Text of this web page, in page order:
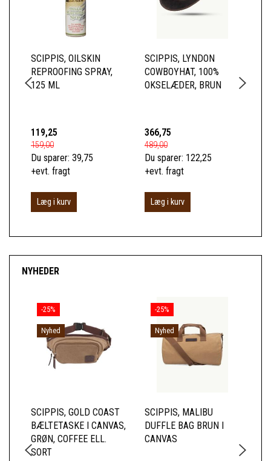
SCIPPIS, OILSKIN
REPROOFING SPRAY,
125 ML
119,25
159,00
Du sparer: 39,75
+evt. fragt
Læg i kurv
SCIPPIS, LYNDON
COWBOYHAT, 100%
OKSELÆDER, BRUN
366,75
489,00
Du sparer: 122,25
+evt. fragt
Læg i kurv
NYHEDER
-25%
Nyhed
SCIPPIS, GOLD COAST
BÆLTETASKE I CANVAS,
GRØN, COFFEE ELL.
SORT
-25%
Nyhed
SCIPPIS, MALIBU
DUFFLE BAG BRUN I
CANVAS